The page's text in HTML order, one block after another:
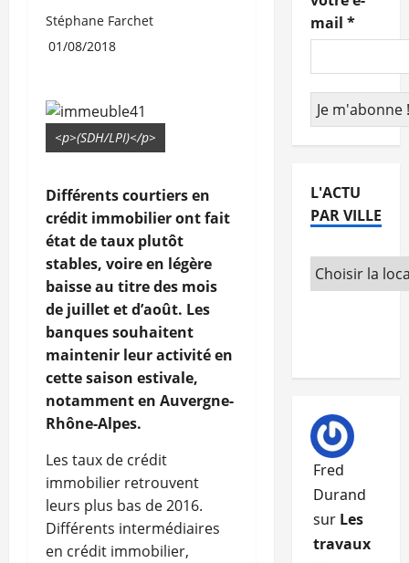
Stéphane Farchet
01/08/2018
<p>(SDH/LPI)</p>
Différents courtiers en
crédit immobilier ont fait
état de taux plutôt
stables, voire en légère
baisse au titre des mois
de juillet et d’août. Les
banques souhaitent
maintenir leur activité en
cette saison estivale,
notamment en Auvergne-
Rhône-Alpes.
Les taux de crédit
immobilier retrouvent
leurs plus bas de 2016.
Différents intermédiaires
en crédit immobilier,
mail *
L'ACTU
PAR VILLE
Fred
Durand
sur Les
travaux